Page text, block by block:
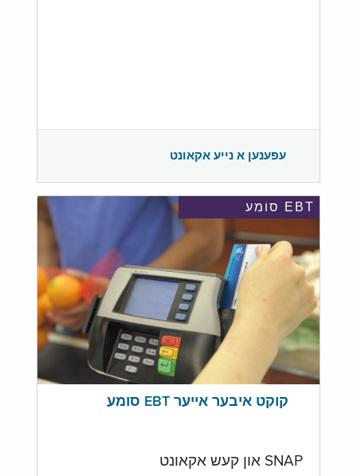
עפענען א נייע אקאונט
EBT סומע
קוקט איבער אייער EBT סומע
SNAP און קעש אקאונט